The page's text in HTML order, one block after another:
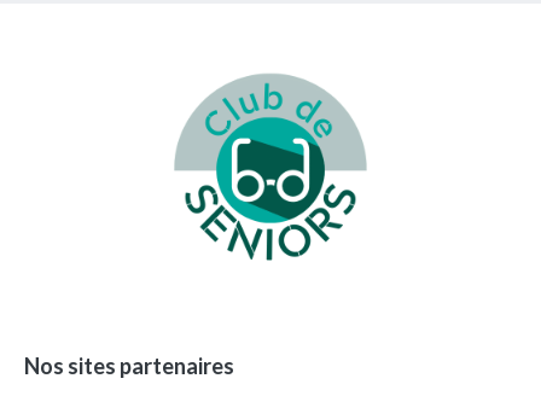
Nos sites partenaires